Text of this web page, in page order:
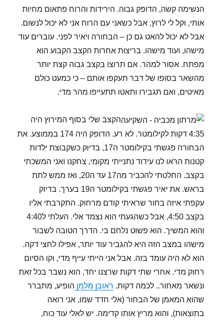
הנשימה קשה, הדופק גבוה. הירידות והרוח פתאום מחיות
אותי, וקל לי לרוץ, אבל כשאני עם הרוח אני לא יכול לנשום.
אבל לא יכול להאט גם כן – הבחורה ויאיר לפני. עוברים עוד
מישהו, ועוד מישהו. בריצות אחרות הקצב הקבוע הוא
מפתח. אסור למהר. אם תרוצו בקצב גבוה קצת יותר
מהשאר בסופו של דבר תעקפו אותם – כי כמעט כולם
מאיטים, ואם תגבירו ותאטו תתעייפו מהר מדי.
הקצב שלי בסוף המירוץ היה
4:35 דקות לקילומטר. לא רע. הדופק היה 174 בממוצע. את
הבחורה פגשתי בקילומטר ה17, בדיוק כשקבוצת ילדות
קטנות הראו לנו עידוד נתנייתי מקומי, צחקנו ואני המשכתי
בקצב. החלטתי להכביר מה17 עד ה20, ואז ממש לתת
בראש. את יאיר פגשתי בקילומטר ה19 בערך. בדיוק
עקפתי איזה בחור שראיתי קודם מרחוק. התקרבתי אליו
בקצב 4:50, אבל כשהגעתי הוא נצמד אלי. העלתי ל4:40
והוא המשיך. הוא פשוט נלחם בי. הדרך הטובה לשבור
מישהו במצב הזה היא להגביר עוד יותר, אפילו לחצי דקה.
הוא לא היה עומד בזה. אבל אני הייתי עייף מדי, וקו הסיום
רחוק מדי. אחרי שתי דקות שרצנו יחד, הוא נשבר בכל זאת
ונשאר מאחור.. לכמה דקות. ראובן מלמן הופיע, מתברר
שהוא המאמן של הבחור (אלי חדד שמו, אני רואה
בתוצאות), והוא מריץ אותו קדימה. יש לאלי עוד כוח,